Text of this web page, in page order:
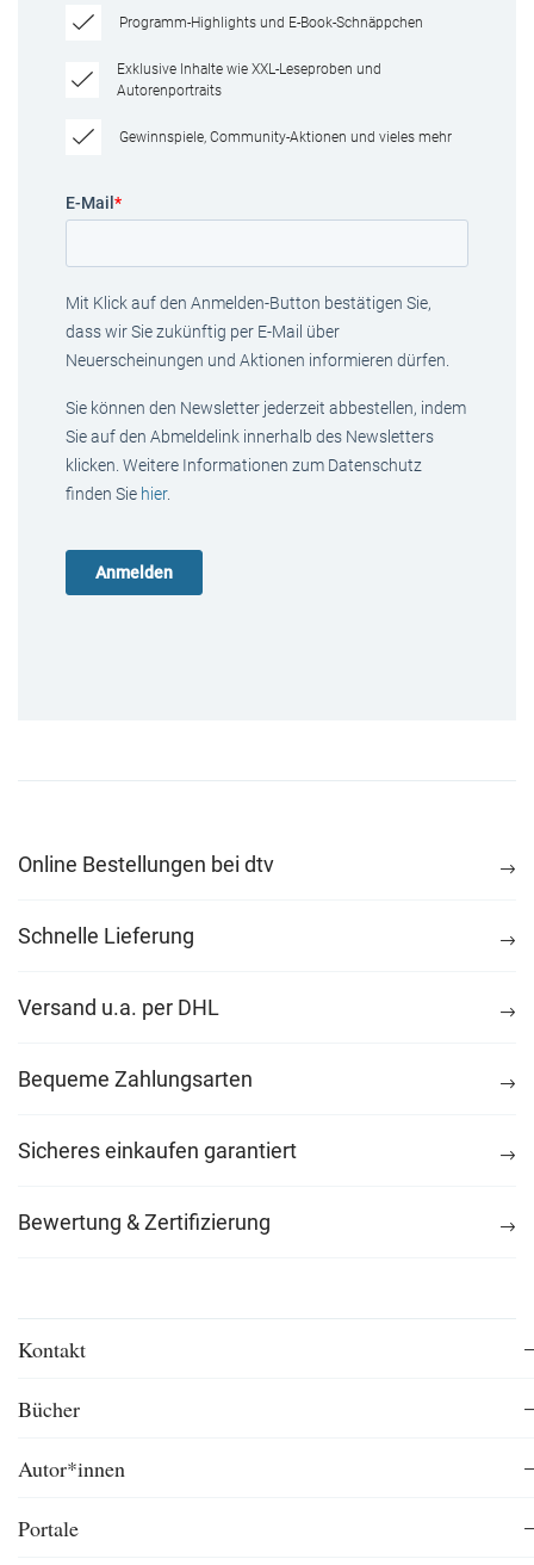
Programm-Highlights und E-Book-Schnäppchen
Exklusive Inhalte wie XXL-Leseproben und
Autorenportraits
Gewinnspiele, Community-Aktionen und vieles mehr
E-Mail *
Mit Klick auf den Anmelden-Button bestätigen Sie,
dass wir Sie zukünftig per E-Mail über
Neuerscheinungen und Aktionen informieren dürfen.
Sie können den Newsletter jederzeit abbestellen, indem
Sie auf den Abmeldelink innerhalb des Newsletters
klicken. Weitere Informationen zum Datenschutz
finden Sie hier.
Online Bestellungen bei dtv
Schnelle Lieferung
Versand u.a. per DHL
Bequeme Zahlungsarten
Sicheres einkaufen garantiert
Bewertung & Zertifizierung
Kontakt
Bücher
Autor*innen
Portale